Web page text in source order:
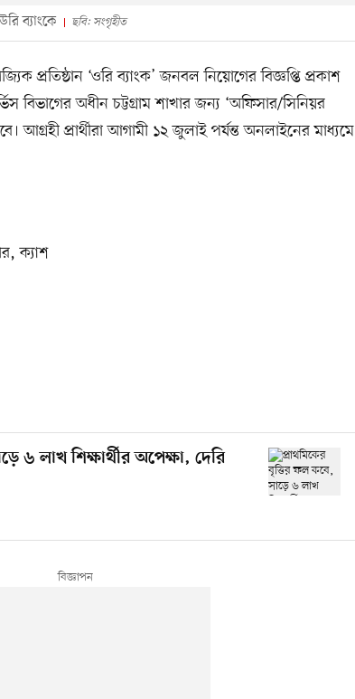
ব্যাংকে ছবি: সংগৃহীত
প্রতিষ্ঠান ‘ওরি ব্যাংক’ জনবল নিয়োগের বিজ্ঞপ্তি প্রকাশ
বিভাগের অধীন চট্টগ্রাম শাখার জন্য ‘অফিসার/সিনিয়র
আগ্রহী প্রার্থীরা আগামী ১২ জুলাই পর্যন্ত অনলাইনের মাধ্যমে
ক্যাশ
৬ লাখ শিক্ষার্থীর অপেক্ষা, দেরি